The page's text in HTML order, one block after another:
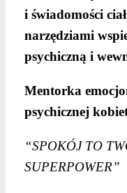
i świadomości
narzędziami
psychiczną i
Mentorka
psychicznej
“SPOKÓJ TO
SUPERPOWER”